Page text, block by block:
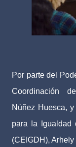
Por parte del
Coordinación
Núñez Huesca,
para la Igualdad
(CEIGDH),